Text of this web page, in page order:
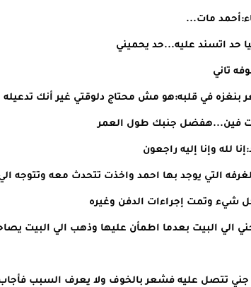
مات...
حد اتسند عليه...حد يحميني
تاني
بنغزه في قلبه:هو مش محتاج دلوقتي غير أنك تدعيله
فين...هفضل جنبك طول العمر
لله وإنا إليه راجعون
التي يوجد بها احمد واخذت تتحدث معه وتتوجه
شيء وتمت إجراءات الدفن وغيره
الي البيت بعدما اطمأن عليها وذهب الي البيت
جني تتصل عليه فشعر بالخوف ولا يعرف السبب